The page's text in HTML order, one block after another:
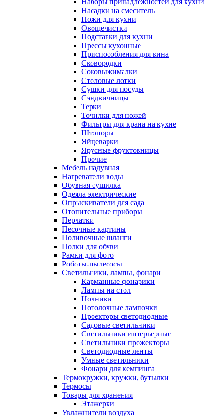
Наборы принадлежностей для кухни
Насадки на смеситель
Ножи для кухни
Овощечистки
Подставки для кухни
Прессы кухонные
Приспособления для вина
Сковородки
Соковыжималки
Столовые лотки
Сушки для посуды
Сэндвичницы
Терки
Точилки для ножей
Фильтры для крана на кухне
Штопоры
Яйцеварки
Ярусные фруктовницы
Прочие
Мебель надувная
Нагреватели воды
Обувная сушилка
Одеяла электрические
Опрыскиватели для сада
Отопительные приборы
Перчатки
Песочные картины
Поливочные шланги
Полки для обуви
Рамки для фото
Роботы-пылесосы
Светильники, лампы, фонари
Карманные фонарики
Лампы на стол
Ночники
Потолочные лампочки
Проекторы светодиодные
Садовые светильники
Светильники интерьерные
Светильники прожекторы
Светодиодные ленты
Умные светильники
Фонари для кемпинга
Термокружки, кружки, бутылки
Термосы
Товары для хранения
Этажерки
Увлажнители воздуха